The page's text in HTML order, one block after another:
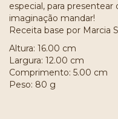
especial, para
imaginação mandar!
Receita base por Marcia
Altura: 16.00 cm
Largura: 12.00 cm
Comprimento: 5.00 cm
Peso: 80 g